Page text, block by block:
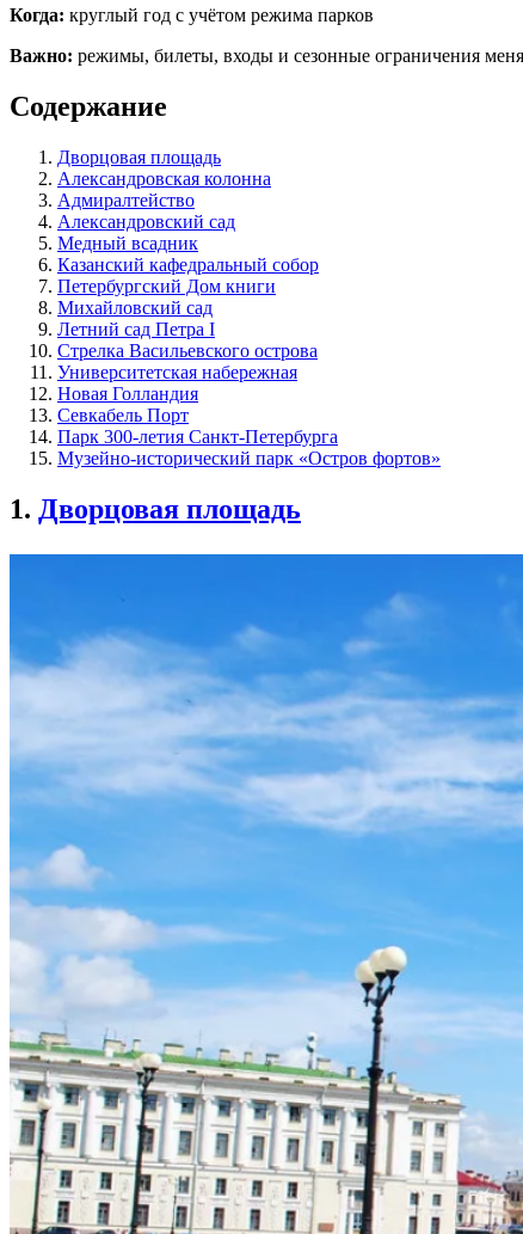
Когда: круглый год с учётом режима парков
Важно: режимы, билеты, входы и сезонные ограничения
Содержание
Дворцовая площадь
Александровская колонна
Адмиралтейство
Александровский сад
Медный всадник
Казанский кафедральный собор
Петербургский Дом книги
Михайловский сад
Летний сад Петра I
Стрелка Васильевского острова
Университетская набережная
Новая Голландия
Севкабель Порт
Парк 300-летия Санкт-Петербурга
Музейно-исторический парк «Остров фортов»
1. Дворцовая площадь